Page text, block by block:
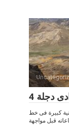
دجلة
كبيرة فى خط
قبل مواجهة